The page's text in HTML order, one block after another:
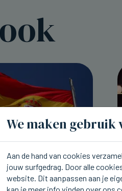
We maken gebruik
Aan de hand van cookies
jouw surfgedrag. Door alle
website. Dit aanpassen aan je